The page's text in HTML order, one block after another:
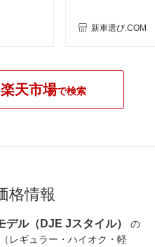
新車選び.COM
天市場で検索
格情報
デル（DJE Jスタイル）
の
レギュラー・ハイオク・軽